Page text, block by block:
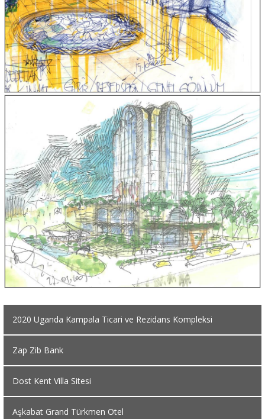
2020 Uganda Kampala Ticari ve Rezidans Kompleksi
Zap Zib Bank
Dost Kent Villa Sitesi
Aşkabat Grand Türkmen Otel